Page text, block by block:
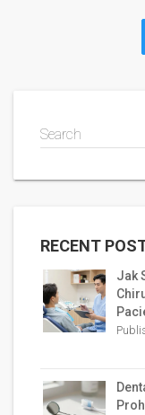
Search
RECENT
Jak